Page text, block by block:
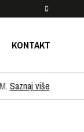
KONTAKT
Saznaj više